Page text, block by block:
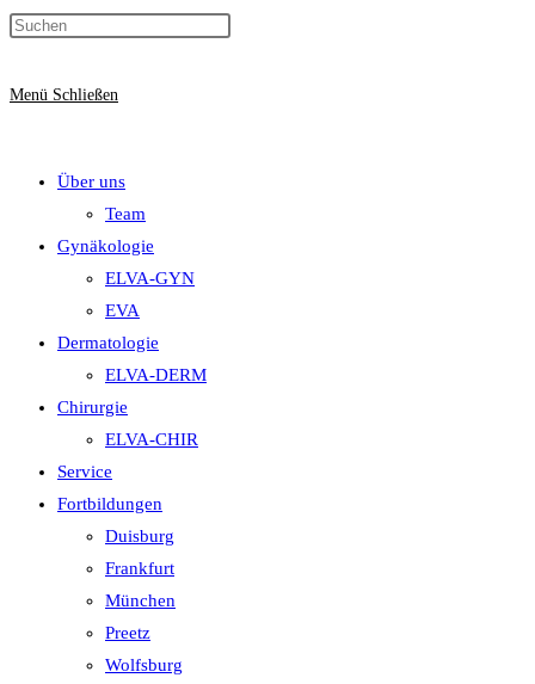
Menü Schließen
Über uns
Team
Gynäkologie
ELVA-GYN
EVA
Dermatologie
ELVA-DERM
Chirurgie
ELVA-CHIR
Service
Fortbildungen
Duisburg
Frankfurt
München
Preetz
Wolfsburg